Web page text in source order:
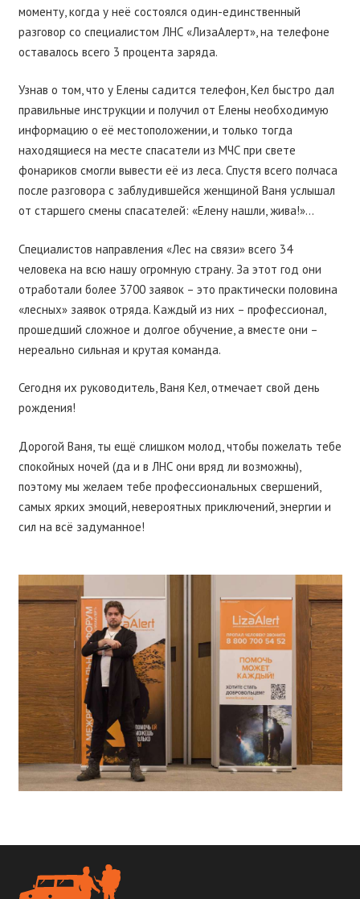
моменту, когда у неё состоялся один-единственный
разговор со специалистом ЛНС «ЛизаАлерт», на телефоне
оставалось всего 3 процента заряда.
Узнав о том, что у Елены садится телефон, Кел быстро дал
правильные инструкции и получил от Елены необходимую
информацию о её местоположении, и только тогда
находящиеся на месте спасатели из МЧС при свете
фонариков смогли вывести её из леса. Спустя всего полчаса
после разговора с заблудившейся женщиной Ваня услышал
от старшего смены спасателей: «Елену нашли, жива!»…
Специалистов направления «Лес на связи» всего 34
человека на всю нашу огромную страну. За этот год они
отработали более 3700 заявок – это практически половина
«лесных» заявок отряда. Каждый из них – профессионал,
прошедший сложное и долгое обучение, а вместе они –
нереально сильная и крутая команда.
Сегодня их руководитель, Ваня Кел, отмечает свой день
рождения!
Дорогой Ваня, ты ещё слишком молод, чтобы пожелать тебе
спокойных ночей (да и в ЛНС они вряд ли возможны),
поэтому мы желаем тебе профессиональных свершений,
самых ярких эмоций, невероятных приключений, энергии и
сил на всё задуманное!